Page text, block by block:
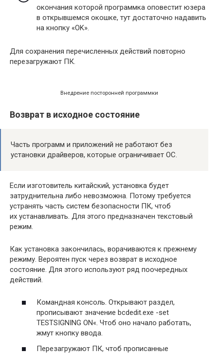
окончания которой программка оповестит юзера
в открывшемся окошке, тут достаточно надавить
на кнопку «OK».
Для сохранения перечисленных действий повторно
перезагружают ПК.
Внедрение посторонней программки
Возврат в исходное состояние
Часть программ и приложений не работают без
установки драйверов, которые ограничивает ОС.
Если изготовитель китайский, установка будет
затруднительна либо невозможна. Потому требуется
устранять часть систем безопасности ПК, чтоб
их устанавливать. Для этого предназначен текстовый
режим.
Как установка закончилась, ворачиваются к прежнему
режиму. Вероятен пуск через возврат в исходное
состояние. Для этого используют ряд поочередных
действий.
Командная консоль. Открывают раздел,
прописывают значение bcdedit.exe -set
TESTSIGNING ON«. Чтоб оно начало работать,
жмут кнопку ввода.
Перезагружают ПК, чтоб прописанные